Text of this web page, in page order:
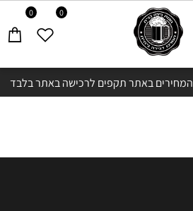
המחירים באתר תקפים לרכישה באתר בלבד
0 0